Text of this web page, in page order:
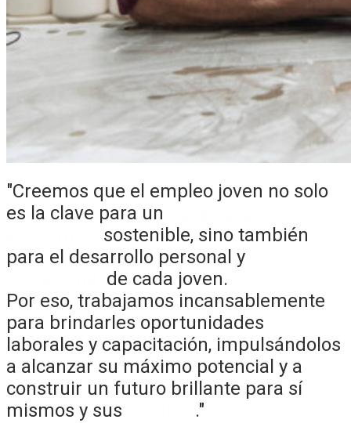
"Creemos que el empleo joven no solo
es la clave para un
sostenible, sino también
para el desarrollo personal y
de cada joven.
Por eso, trabajamos incansablemente
para brindarles oportunidades
laborales y capacitación, impulsándolos
a alcanzar su máximo potencial y a
construir un futuro brillante para sí
mismos y sus
."